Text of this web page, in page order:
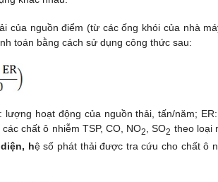
của nguồn điểm (từ các ống khói của nhà
toán bằng cách sử dụng công thức sau:
hoạt động của nguồn thải, tấn/năm;
chất ô nhiễm TSP, CO, NO2 , SO2 theo loại
hệ số phát thải được tra cứu cho chất ô